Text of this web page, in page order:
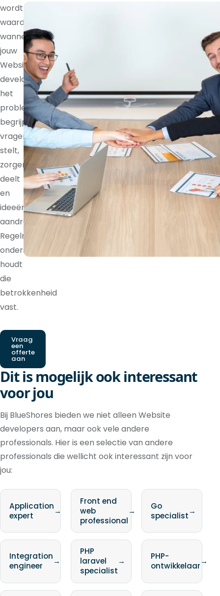
wordt
waardevoller
wanneer
jouw
Website
developer
het
probleem
begrijpt,
vragen
stelt,
zorgen
deelt
en
ideeën
aandraagt.
Regelmatige
ondersteuning
houdt
die
betrokkenheid
vast.
Vraag
een
offerte
aan
Dit is mogelijk ook interessant
voor jou
Bij BlueShores bieden we niet alleen Website
developers aan, maar ook vele andere
professionals. Hier is een selectie van andere
professionals die wellicht ook interessant zijn voor
jou:
Application
expert
→
Front end
web
professional
→
Go
specialist→
Integration
engineer
→
PHP
laravel
specialist
→
PHP-
ontwikkelaar→